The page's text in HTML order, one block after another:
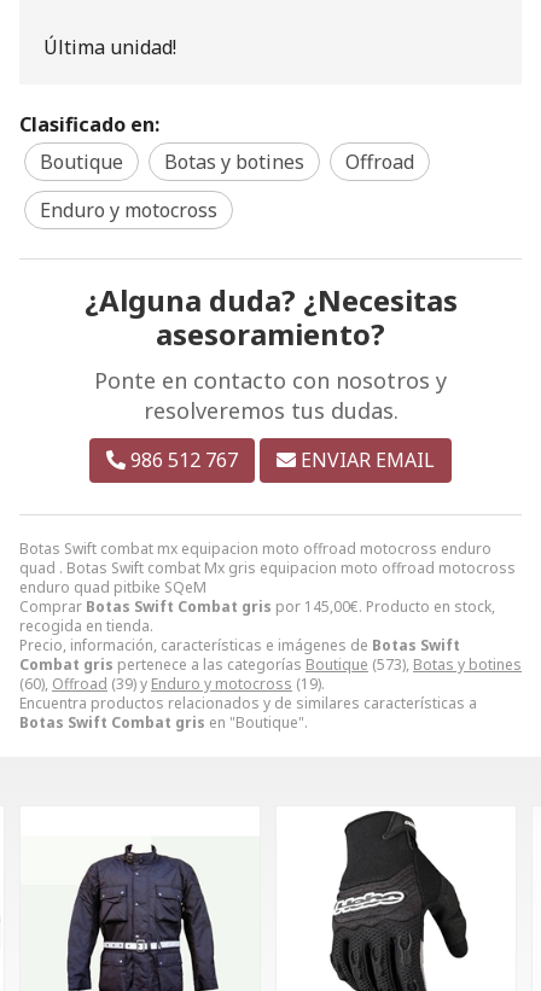
Botas Swift combat mx equipacion moto offroad motocross enduro
quad . Botas Swift combat Mx gris equipacion moto offroad motocross
enduro quad pitbike SQeM
Comprar Botas Swift Combat gris por 145,00€. Producto en stock,
recogida en tienda.
Precio, información, características e imágenes de Botas Swift
Combat gris pertenece a las categorías Boutique (573), Botas y botines
(60), Offroad (39) y Enduro y motocross (19).
Encuentra productos relacionados y de similares características a
Botas Swift Combat gris en "Boutique".
Última unidad!
Clasificado en:
Boutique
Botas y botines
Offroad
Enduro y motocross
¿Alguna duda? ¿Necesitas
asesoramiento?
Ponte en contacto con nosotros y
resolveremos tus dudas.
986 512 767 ENVIAR EMAIL